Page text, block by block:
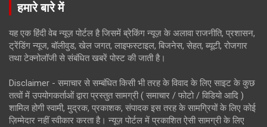
हमारे बारे में
यह एक हिंदी वेब न्यूज़ पोर्टल है जिसमें ब्रेकिंग न्यूज़ के अलावा राजनीति, प्रशासन,
ट्रेंडिंग न्यूज, बॉलीवुड, खेल जगत, लाइफस्टाइल, बिजनेस, सेहत, ब्यूटी, रोजगार
तथा टेक्नोलॉजी से संबंधित खबरें पोस्ट की जाती है।
Disclaimer - समाचार से सम्बंधित किसी भी तरह के विवाद के लिए साइट के कुछ
तत्वों में उपयोगकर्ताओं द्वारा प्रस्तुत सामग्री ( समाचार / फोटो / विडियो आदि )
शामिल होगी स्वामी, मुद्रक, प्रकाशक, संपादक इस तरह के सामग्रियों के लिए कोई
ज़िम्मेदार नहीं स्वीकार करता है। न्यूज़ पोर्टल में प्रकाशित ऐसी सामग्री के लिए